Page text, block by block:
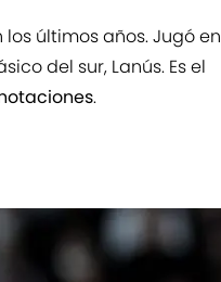
últimos años. Jugó en
del sur, Lanús. Es el
.